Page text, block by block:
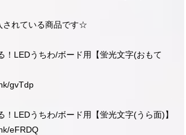
れている商品です☆
！LEDうちわ/ボード用【蛍光文字(おもて
gvTdp
！LEDうちわ/ボード用【蛍光文字(うら面)】
eFRDQ